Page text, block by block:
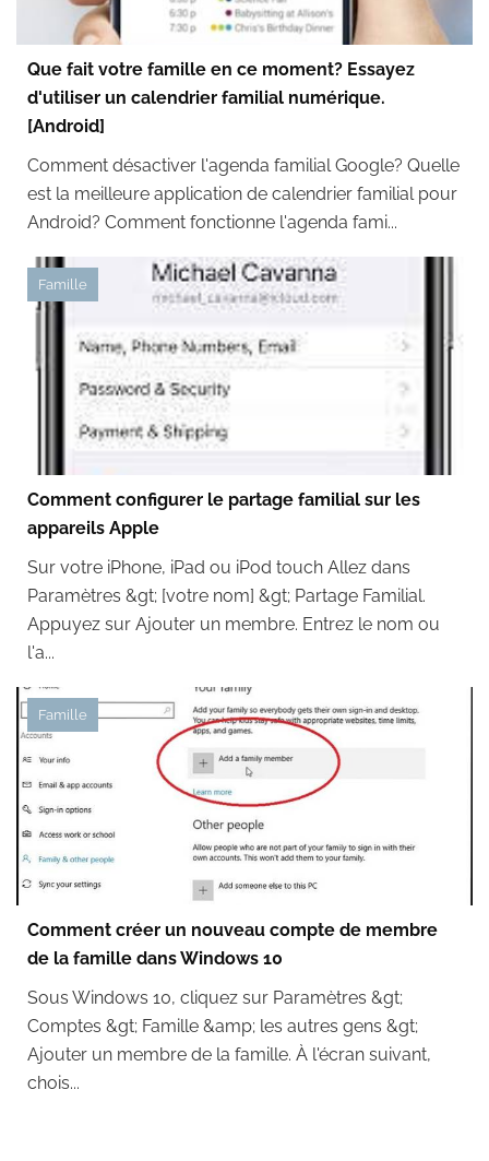
Que fait votre famille en ce moment? Essayez
d'utiliser un calendrier familial numérique.
[Android]
Comment désactiver l'agenda familial Google? Quelle
est la meilleure application de calendrier familial pour
Android? Comment fonctionne l'agenda fami...
Famille
Comment configurer le partage familial sur les
appareils Apple
Sur votre iPhone, iPad ou iPod touch Allez dans
Paramètres &gt; [votre nom] &gt; Partage Familial.
Appuyez sur Ajouter un membre. Entrez le nom ou
l'a...
Famille
Comment créer un nouveau compte de membre
de la famille dans Windows 10
Sous Windows 10, cliquez sur Paramètres &gt;
Comptes &gt; Famille &amp; les autres gens &gt;
Ajouter un membre de la famille. À l'écran suivant,
chois...